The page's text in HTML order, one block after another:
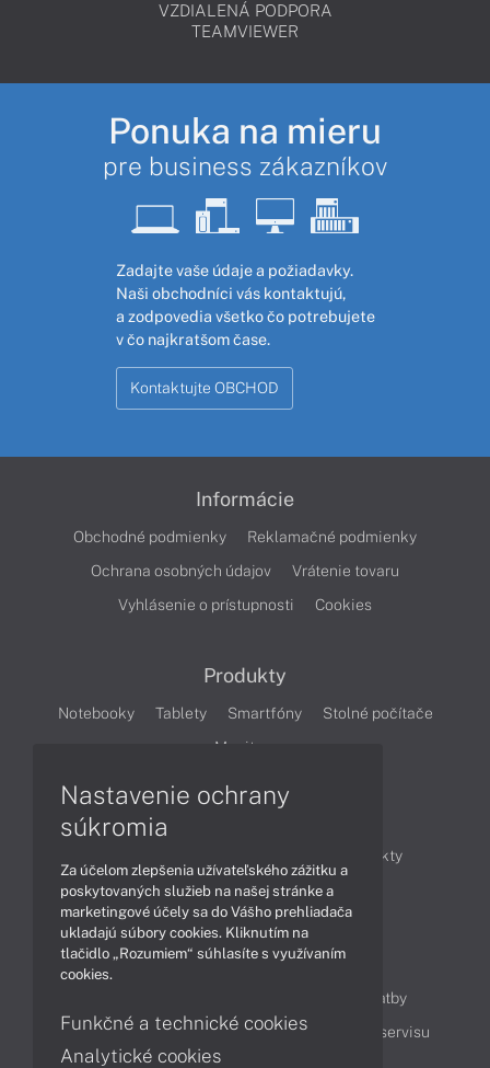
VZDIALENÁ PODPORA
TEAMVIEWER
Ponuka na mieru
pre business zákazníkov
Zadajte vaše údaje a požiadavky.
Naši obchodníci vás kontaktujú,
a zodpovedia všetko čo potrebujete
v čo najkratšom čase.
Kontaktujte OBCHOD
Informácie
Obchodné podmienky
Reklamačné podmienky
Ochrana osobných údajov
Vrátenie tovaru
Vyhlásenie o prístupnosti
Cookies
Produkty
Notebooky Tablety Smartfóny
Stolné počítače
Monitory
Produkty
Technológie
Videá
Obsah
Možnosti doručenia a platby
Podpora a servis
Servisné služby Cenník servisu
Nastavenie ochrany
súkromia
Za účelom zlepšenia užívateľského zážitku a
poskytovaných služieb na našej stránke a
marketingové účely sa do Vášho prehliadača
ukladajú súbory cookies. Kliknutím na
tlačidlo „Rozumiem“ súhlasíte s využívaním
cookies.
Funkčné a technické cookies
Analytické cookies